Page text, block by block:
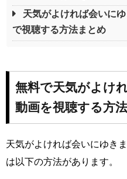
天気がよければ会いに
で視聴する方法まとめ
無料で天気がよけ
動画を視聴する方法
天気がよければ会いにゆき
は以下の方法があります。